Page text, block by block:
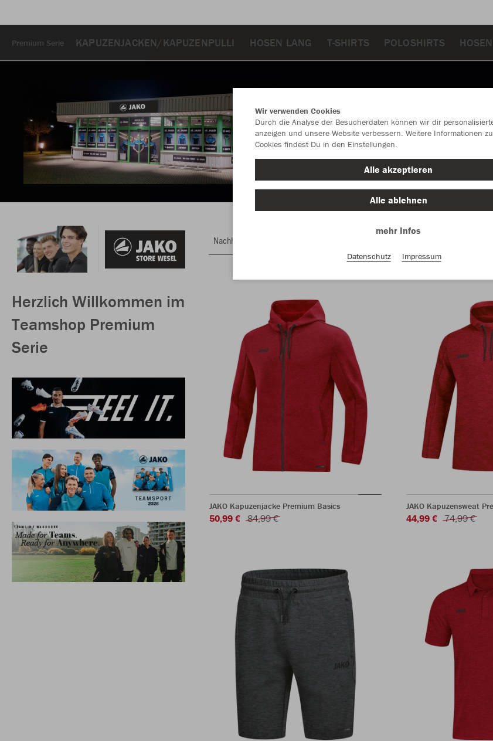
Premium Serie KAPUZENJACKEN/KAPUZENPULLI HOSEN LANG T-SHIRTS POLOSHIRTS
Herzlich Willkommen im
Teamshop Premium
Serie
Nachhaltig
JAKO Kapuzenjacke Premium Basics
50,99 € 84,99 €
JAKO Kapuzensweat
44,99 € 74,99 €
Wir verwenden Cookies
Durch die Analyse der Besucherdaten können wir dir
anzeigen und unsere Website verbessern. Weitere Informationen
Cookies findest Du in den Einstellungen.
Alle akzeptieren
Alle ablehnen
mehr Infos
Datenschutz Impressum